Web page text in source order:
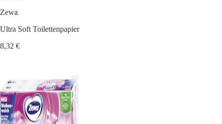
Zewa
Ultra Soft Toilettenpapier
8,32 €